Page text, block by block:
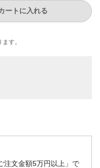
ートに入れる
す。
注文金額5万円以上」で